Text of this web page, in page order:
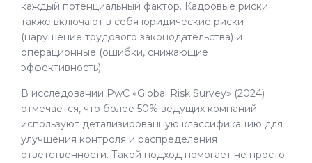
каждый потенциальный фактор. Кадровые риски
также включают в себя юридические риски
(нарушение трудового законодательства) и
операционные (ошибки, снижающие
эффективность).
В исследовании PwC «Global Risk Survey» (2024)
отмечается, что более 50% ведущих компаний
используют детализированную классификацию для
улучшения контроля и распределения
ответственности. Такой подход помогает не просто